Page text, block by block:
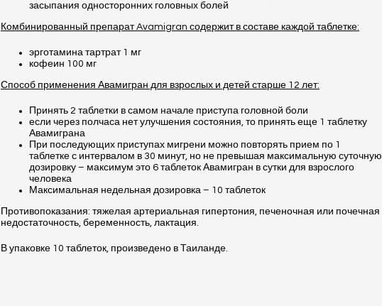
засыпания односторонних головных болей
Комбинированный препарат Avamigran содержит в составе каждой таблетке:
эрготамина тартрат 1 мг
кофеин 100 мг
Способ применения Авамигран для взрослых и детей старше 12 лет:
Принять 2 таблетки в самом начале приступа головной боли
если через полчаса нет улучшения состояния, то принять еще 1 таблетку
Авамиграна
При последующих приступах мигрени можно повторять прием по 1
таблетке с интервалом в 30 минут, но не превышая максимальную суточную
дозировку – максимум это 6 таблеток Авамигран в сутки для взрослого
человека
Максимальная недельная дозировка – 10 таблеток
Противопоказания: тяжелая артериальная гипертония, печеночная или почечная
недостаточность, беременность, лактация.
В упаковке 10 таблеток, произведено в Таиланде.